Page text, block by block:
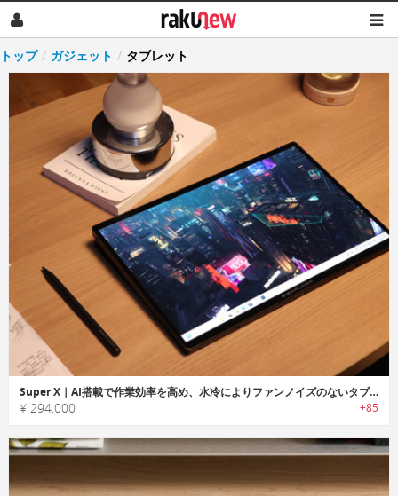
トップ / ガジェット / タブレット
Super X｜AI搭載で作業効率を高め、水冷によりファンノイズのないタブレット兼ノートパソコン
¥ 294,000 +85